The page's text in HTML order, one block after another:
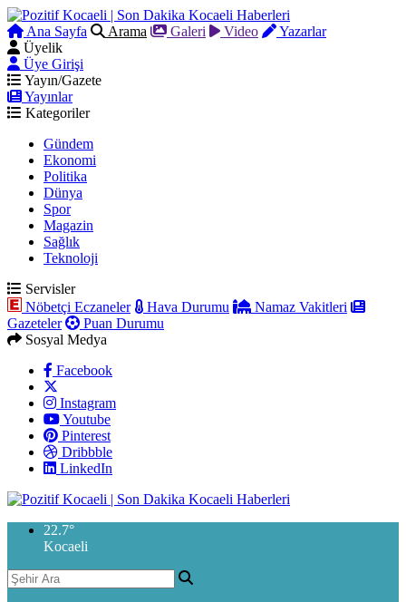
Ana Sayfa Arama Galeri Video
Yazarlar
Üyelik
Üye Girişi
Yayın/Gazete
Yayınlar
Kategoriler
Gündem
Ekonomi
Politika
Dünya
Spor
Magazin
Sağlık
Teknoloji
Servisler
Nöbetçi Eczaneler
Hava Durumu
Namaz Vakitleri
Gazeteler
Puan Durumu
Sosyal Medya
Facebook
Instagram
Youtube
Pinterest
Dribbble
LinkedIn
22.7°
Kocaeli